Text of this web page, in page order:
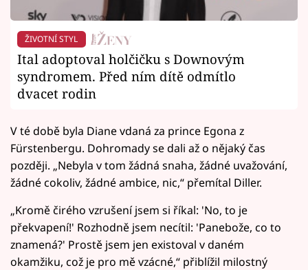
ŽIVOTNÍ STYL
Ital adoptoval holčičku s Downovým
syndromem. Před ním dítě odmítlo
dvacet rodin
V té době byla Diane vdaná za prince Egona z
Fürstenbergu. Dohromady se dali až o nějaký čas
později. „Nebyla v tom žádná snaha, žádné uvažování,
žádné cokoliv, žádné ambice, nic,“ přemítal Diller.
„Kromě čirého vzrušení jsem si říkal: 'No, to je
překvapení!' Rozhodně jsem necítil: 'Panebože, co to
znamená?' Prostě jsem jen existoval v daném
okamžiku, což je pro mě vzácné,“ přiblížil milostný